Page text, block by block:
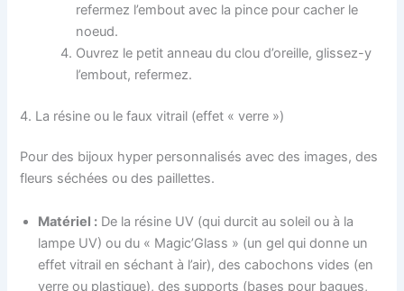
refermez l’embout avec la pince pour cacher le
noeud.
Ouvrez le petit anneau du clou d’oreille, glissez-y
l’embout, refermez.
4. La résine ou le faux vitrail (effet « verre »)
Pour des bijoux hyper personnalisés avec des images, des
fleurs séchées ou des paillettes.
Matériel : De la résine UV (qui durcit au soleil ou à la
lampe UV) ou du « Magic’Glass » (un gel qui donne un
effet vitrail en séchant à l’air), des cabochons vides (en
verre ou plastique), des supports (bases pour bagues,